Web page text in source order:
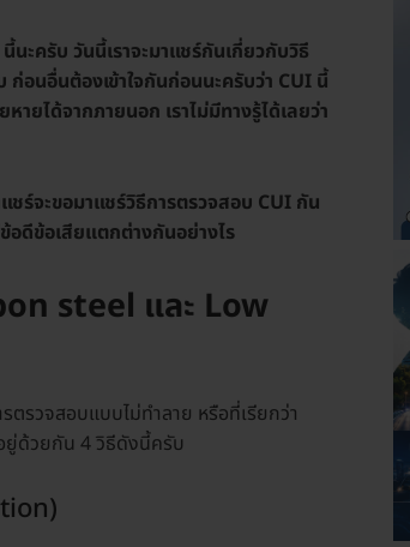
ะครับ วันนี้เราจะมาแชร์กันเกี่ยวกับวิธี
ก่อนอื่นต้องเข้าใจกันก่อนนะครับว่า CUI นี้
ายได้จากภายนอก เราไม่มีทางรู้ได้เลยว่า
ร์จะขอมาแชร์วิธีการตรวจสอบ CUI กัน
อดีข้อเสียแตกต่างกันอย่างไร
steel และ Low
รวจสอบแบบไม่ทำลาย หรือที่เรียกว่า
ด้วยกัน 4 วิธีดังนี้ครับ